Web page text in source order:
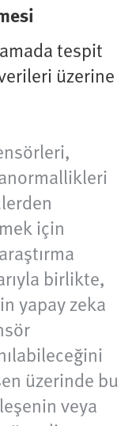
tespit
üzerine
için
birlikte,
yapay zeka
üzerinde bu
veya